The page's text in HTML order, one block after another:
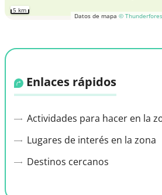
Datos de mapa ©
5 km
Enlaces rápidos
Actividades para hacer en la
Lugares de interés en la zona
Destinos cercanos